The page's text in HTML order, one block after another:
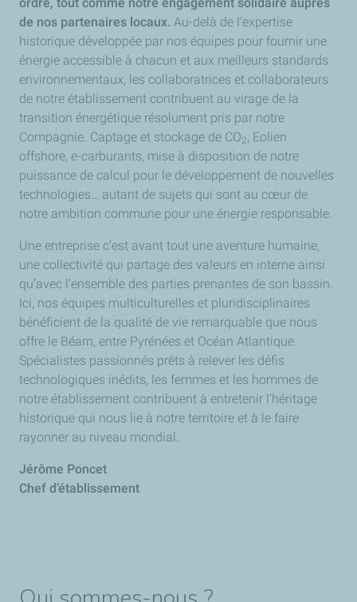
de nos partenaires locaux. Au-delà de l’expertise
historique développée par nos équipes pour fournir une
énergie accessible à chacun et aux meilleurs standards
environnementaux, les collaboratrices et collaborateurs
de notre établissement contribuent au virage de la
transition énergétique résolument pris par notre
Compagnie. Captage et stockage de CO2, Eolien
offshore, e-carburants, mise à disposition de notre
puissance de calcul pour le développement de nouvelles
technologies… autant de sujets qui sont au cœur de
notre ambition commune pour une énergie responsable.
Une entreprise c’est avant tout une aventure humaine,
une collectivité qui partage des valeurs en interne ainsi
qu’avec l’ensemble des parties prenantes de son bassin.
Ici, nos équipes multiculturelles et pluridisciplinaires
bénéficient de la qualité de vie remarquable que nous
offre le Béarn, entre Pyrénées et Océan Atlantique.
Spécialistes passionnés prêts à relever les défis
technologiques inédits, les femmes et les hommes de
notre établissement contribuent à entretenir l’héritage
historique qui nous lie à notre territoire et à le faire
rayonner au niveau mondial.
Jérôme Poncet
Chef d’établissement